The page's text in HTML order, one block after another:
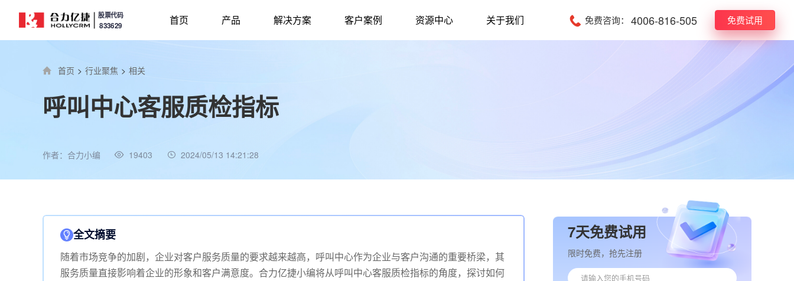
股票代码
833629 首页 产品 解决方案 客户案例 资源中心 关于我们 免费咨询： 4006-816-505 免费试用
首页 > 行业聚焦 > 相关
呼叫中心客服质检指标
作者：合力小编 19403 2024/05/13 14:21:28
全文摘要
随着市场竞争的加剧，企业对客户服务质量的要求越来越高，呼叫中心作为企业与客户沟通的重要桥梁，其
服务质量直接影响着企业的形象和客户满意度。合力亿捷小编将从呼叫中心客服质检指标的角度，探讨如何
7天免费试用
限时免费，抢先注册